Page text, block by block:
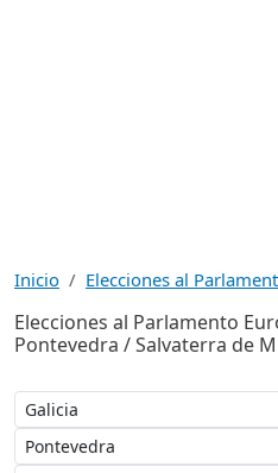
Inicio Elecciones al
Elecciones al Parlamento
Pontevedra / Salvaterra de